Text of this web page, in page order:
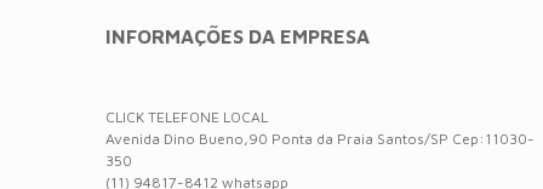
INFORMAÇÕES DA EMPRESA
CLICK TELEFONE LOCAL
Avenida Dino Bueno,90 Ponta da Praia Santos/SP Cep:11030-
350
(11) 94817-8412 whatsapp